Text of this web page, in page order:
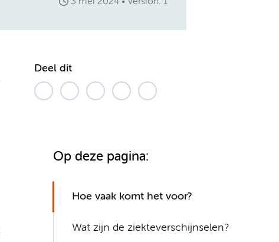
Deel dit
Op deze pagina:
Hoe vaak komt het voor?
Wat zijn de ziekteverschijnselen?